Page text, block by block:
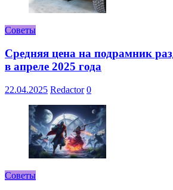
Советы
Средняя цена на подрамник
в апреле 2025 года
22.04.2025 Redactor 0
Советы